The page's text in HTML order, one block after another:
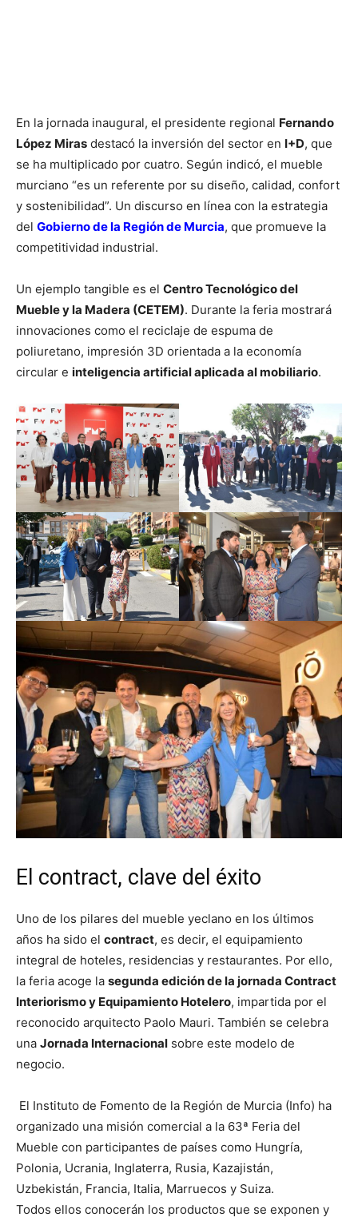
En la jornada inaugural, el presidente regional Fernando
López Miras destacó la inversión del sector en I+D, que
se ha multiplicado por cuatro. Según indicó, el mueble
murciano “es un referente por su diseño, calidad, confort
y sostenibilidad”. Un discurso en línea con la estrategia
del Gobierno de la Región de Murcia, que promueve la
competitividad industrial.
Un ejemplo tangible es el Centro Tecnológico del
Mueble y la Madera (CETEM). Durante la feria mostrará
innovaciones como el reciclaje de espuma de
poliuretano, impresión 3D orientada a la economía
circular e inteligencia artificial aplicada al mobiliario.
El contract, clave del éxito
Uno de los pilares del mueble yeclano en los últimos
años ha sido el contract, es decir, el equipamiento
integral de hoteles, residencias y restaurantes. Por ello,
la feria acoge la segunda edición de la jornada Contract
Interiorismo y Equipamiento Hotelero, impartida por el
reconocido arquitecto Paolo Mauri. También se celebra
una Jornada Internacional sobre este modelo de
negocio.
El Instituto de Fomento de la Región de Murcia (Info) ha
organizado una misión comercial a la 63ª Feria del
Mueble con participantes de países como Hungría,
Polonia, Ucrania, Inglaterra, Rusia, Kazajistán,
Uzbekistán, Francia, Italia, Marruecos y Suiza.
Todos ellos conocerán los productos que se exponen y